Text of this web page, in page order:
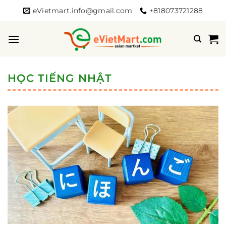
dung
eVietmart.info@gmail.com +818073721288
HỌC TIẾNG NHẬT